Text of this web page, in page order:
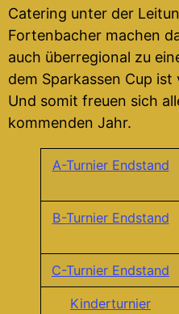
Catering unter der
Fortenbacher machen
auch überregional zu
dem Sparkassen Cup
Und somit freuen sich
kommenden Jahr.
A-Turnier Endstand
B-Turnier Endstand
C-Turnier Endstand
Kinderturnier